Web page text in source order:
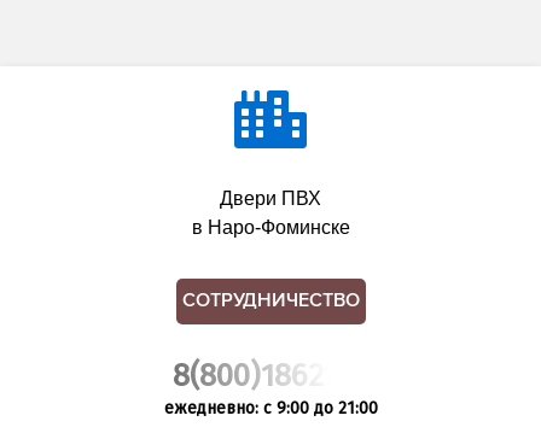
Двери ПВХ
в Наро-Фоминске
СОТРУДНИЧЕСТВО
8(800)1862102
ежедневно: с 9:00 до 21:00